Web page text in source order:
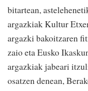
bitartean,
argazkiak Kultur
argazki bakoitzaren
zaio eta Eusko
argazkiak jabeari
osatzen denean,